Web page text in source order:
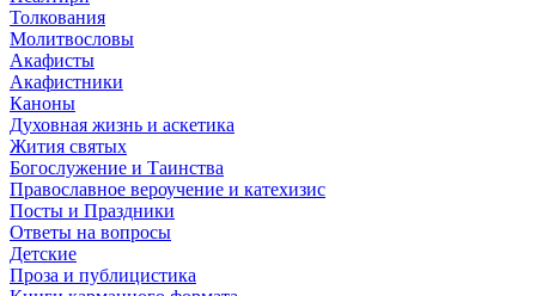
Толкования
Молитвословы
Акафисты
Акафистники
Каноны
Духовная жизнь и аскетика
Жития святых
Богослужение и Таинства
Православное вероучение и катехизис
Посты и Праздники
Ответы на вопросы
Детские
Проза и публицистика